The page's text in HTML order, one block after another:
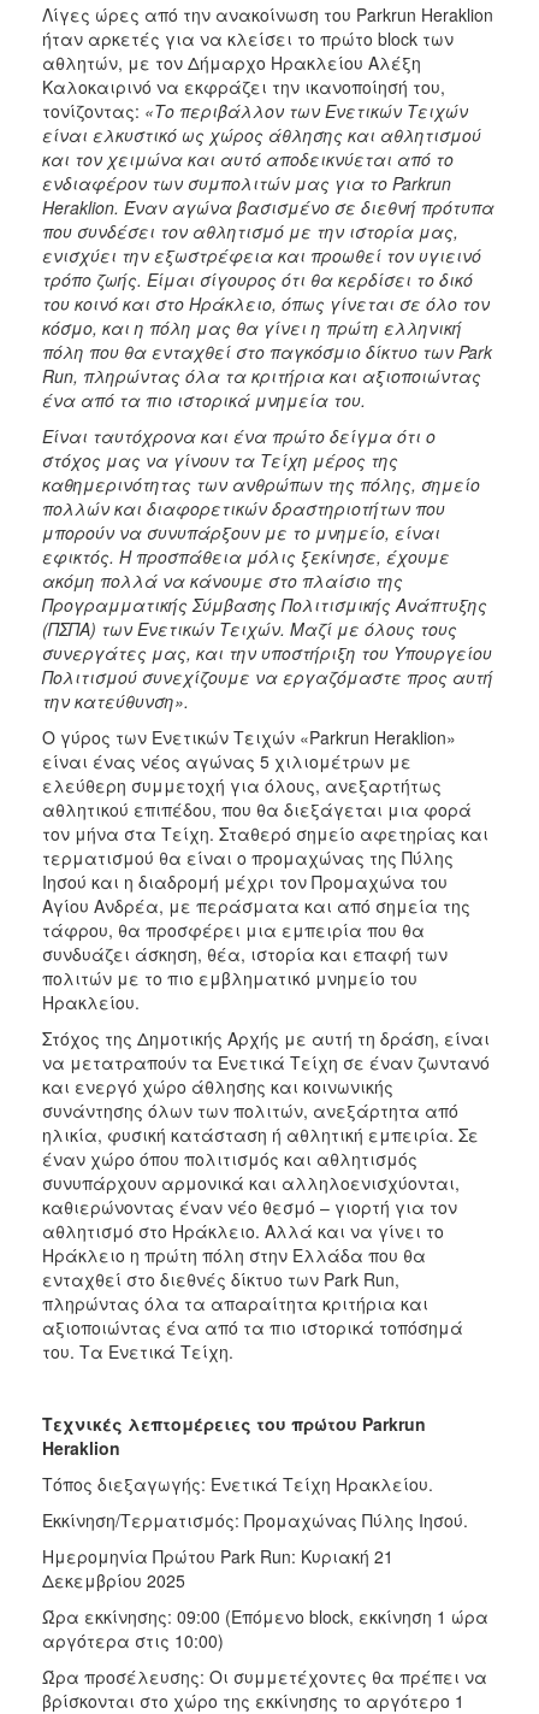
Λίγες ώρες από την ανακοίνωση του Parkrun Heraklion
ήταν αρκετές για να κλείσει το πρώτο block των
αθλητών, με τον Δήμαρχο Ηρακλείου Αλέξη
Καλοκαιρινό να εκφράζει την ικανοποίησή του,
τονίζοντας: «Το περιβάλλον των Ενετικών Τειχών
είναι ελκυστικό ως χώρος άθλησης και αθλητισμού
και τον χειμώνα και αυτό αποδεικνύεται από το
ενδιαφέρον των συμπολιτών μας για το Parkrun
Heraklion. Έναν αγώνα βασισμένο σε διεθνή πρότυπα
που συνδέσει τον αθλητισμό με την ιστορία μας,
ενισχύει την εξωστρέφεια και προωθεί τον υγιεινό
τρόπο ζωής. Είμαι σίγουρος ότι θα κερδίσει το δικό
του κοινό και στο Ηράκλειο, όπως γίνεται σε όλο τον
κόσμο, και η πόλη μας θα γίνει η πρώτη ελληνική
πόλη που θα ενταχθεί στο παγκόσμιο δίκτυο των Park
Run, πληρώντας όλα τα κριτήρια και αξιοποιώντας
ένα από τα πιο ιστορικά μνημεία του.
Είναι ταυτόχρονα και ένα πρώτο δείγμα ότι ο
στόχος μας να γίνουν τα Τείχη μέρος της
καθημερινότητας των ανθρώπων της πόλης, σημείο
πολλών και διαφορετικών δραστηριοτήτων που
μπορούν να συνυπάρξουν με το μνημείο, είναι
εφικτός. Η προσπάθεια μόλις ξεκίνησε, έχουμε
ακόμη πολλά να κάνουμε στο πλαίσιο της
Προγραμματικής Σύμβασης Πολιτισμικής Ανάπτυξης
(ΠΣΠΑ) των Ενετικών Τειχών. Μαζί με όλους τους
συνεργάτες μας, και την υποστήριξη του Υπουργείου
Πολιτισμού συνεχίζουμε να εργαζόμαστε προς αυτή
την κατεύθυνση».
Ο γύρος των Ενετικών Τειχών «Parkrun Heraklion»
είναι ένας νέος αγώνας 5 χιλιομέτρων με
ελεύθερη συμμετοχή για όλους, ανεξαρτήτως
αθλητικού επιπέδου, που θα διεξάγεται μια φορά
τον μήνα στα Τείχη. Σταθερό σημείο αφετηρίας και
τερματισμού θα είναι ο προμαχώνας της Πύλης
Ιησού και η διαδρομή μέχρι τον Προμαχώνα του
Αγίου Ανδρέα, με περάσματα και από σημεία της
τάφρου, θα προσφέρει μια εμπειρία που θα
συνδυάζει άσκηση, θέα, ιστορία και επαφή των
πολιτών με το πιο εμβληματικό μνημείο του
Ηρακλείου.
Στόχος της Δημοτικής Αρχής με αυτή τη δράση, είναι
να μετατραπούν τα Ενετικά Τείχη σε έναν ζωντανό
και ενεργό χώρο άθλησης και κοινωνικής
συνάντησης όλων των πολιτών, ανεξάρτητα από
ηλικία, φυσική κατάσταση ή αθλητική εμπειρία. Σε
έναν χώρο όπου πολιτισμός και αθλητισμός
συνυπάρχουν αρμονικά και αλληλοενισχύονται,
καθιερώνοντας έναν νέο θεσμό – γιορτή για τον
αθλητισμό στο Ηράκλειο. Αλλά και να γίνει το
Ηράκλειο η πρώτη πόλη στην Ελλάδα που θα
ενταχθεί στο διεθνές δίκτυο των Park Run,
πληρώντας όλα τα απαραίτητα κριτήρια και
αξιοποιώντας ένα από τα πιο ιστορικά τοπόσημά
του. Τα Ενετικά Τείχη.
Τεχνικές λεπτομέρειες του πρώτου Parkrun
Heraklion
Τόπος διεξαγωγής: Ενετικά Τείχη Ηρακλείου.
Εκκίνηση/Τερματισμός: Προμαχώνας Πύλης Ιησού.
Ημερομηνία Πρώτου Park Run: Κυριακή 21
Δεκεμβρίου 2025
Ώρα εκκίνησης: 09:00 (Επόμενο block, εκκίνηση 1 ώρα
αργότερα στις 10:00)
Ώρα προσέλευσης: Οι συμμετέχοντες θα πρέπει να
βρίσκονται στο χώρο της εκκίνησης το αργότερο 1